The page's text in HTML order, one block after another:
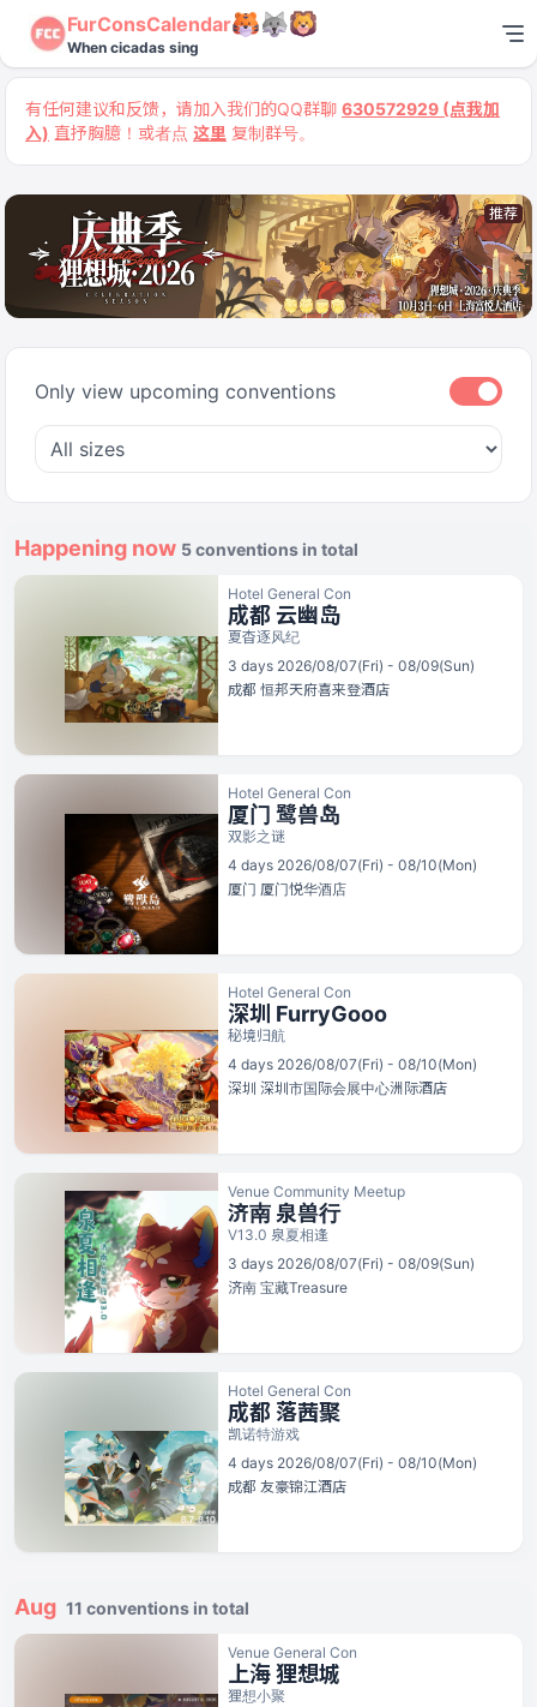
FurConsCalendar
When cicadas sing
有任何建议和反馈，请加入我们的QQ群聊 630572929 (点我加
入) 直抒胸臆！或者点 这里 复制群号。
推荐
Only view upcoming conventions
Only
Happening now 5 conventions in total
Hotel General Con
成都 云幽岛
夏杳逐风纪
3 days 2026/08/07(Fri) - 08/09(Sun)
成都 恒邦天府喜来登酒店
Hotel General Con
厦门 鹭兽岛
双影之谜
4 days 2026/08/07(Fri) - 08/10(Mon)
厦门 厦门悦华酒店
Hotel General Con
深圳 FurryGooo
秘境归航
4 days 2026/08/07(Fri) - 08/10(Mon)
深圳 深圳市国际会展中心洲际酒店
Venue Community Meetup
济南 泉兽行
V13.0 泉夏相逢
3 days 2026/08/07(Fri) - 08/09(Sun)
济南 宝藏Treasure
Hotel General Con
成都 落茜聚
凯诺特游戏
4 days 2026/08/07(Fri) - 08/10(Mon)
成都 友豪锦江酒店
Aug 11 conventions in total
Venue General Con
上海 狸想城
狸想小聚